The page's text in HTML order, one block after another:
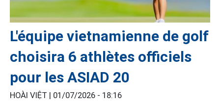
L'équipe vietnamienne de golf
choisira 6 athlètes officiels
pour les ASIAD 20
HOÀI VIỆT | 01/07/2026 - 18:16